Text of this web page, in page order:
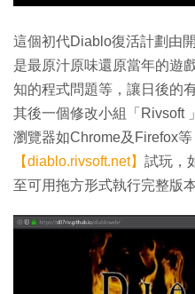
這個初代Diablo復活計劃由
是最原汁原味還原當年的遊
知的程式問題等，讓日後的
其後一個修改小組「Rivsoft
瀏覽器如Chrome及Firefox
【diablo.rivsoft.net】 試玩，
至可用拖方形式執行完整版